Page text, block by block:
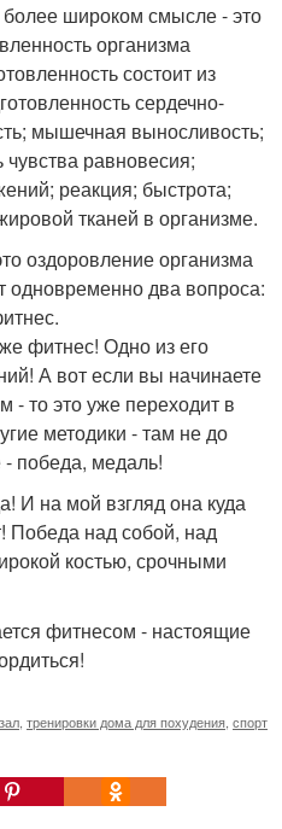
широком смысле - это
организма
состоит из
сердечно-
мышечная выносливость;
равновесия;
реакция; быстрота;
тканей в организме.
оздоровление организма
одновременно два вопроса:
фитнес! Одно из его
А вот если вы начинаете
- то это уже переходит в
методики - там не до
победа, медаль!
И на мой взгляд она куда
Победа над собой, над
костью, срочными
фитнесом - настоящие
тренировки дома для похудения спорт